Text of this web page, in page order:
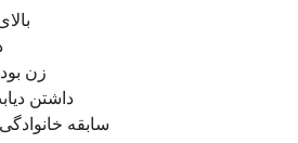
بالای ۴۰ سال سن
زن
داشتن
سابقه